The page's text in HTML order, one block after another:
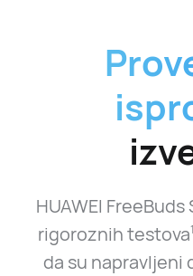
HUAWEI FreeBuds
rigoroznih testova
da su napravljeni